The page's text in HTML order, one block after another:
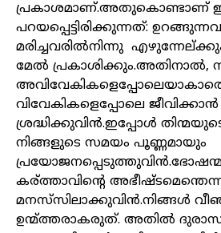
പ്രകാശമാണ്.അതുകൊണ്ടാണ്
പറയപ്പെട്ടിരിക്കുന്നത്:
മരിച്ചവരിൽനിന്നു
മേല്‍ പ്രകാശിക്കും.അതിനാല്‍,
വിവേകികളെപ്പോലെ ജീവിക്കാന്‍
ശ്രദ്ധിക്കുവിൻ.ഇപ്പോള്‍
നിങ്ങളുടെ സമയം പൂണ്ണമായും
കര്ത്താവിന്റെ
മനസ്‌സിലാക്കുവിൻ.നിങ്ങള്‍
ഉന്മ്ത്തരാകരുത്. അതില്‍